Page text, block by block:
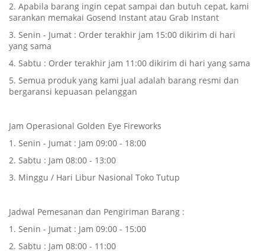
2. Apabila barang ingin cepat sampai dan butuh cepat, kami
sarankan memakai Gosend Instant atau Grab Instant
3. Senin - Jumat : Order terakhir jam 15:00 dikirim di hari
yang sama
4. Sabtu : Order terakhir jam 11:00 dikirim di hari yang sama
5. Semua produk yang kami jual adalah barang resmi dan
bergaransi kepuasan pelanggan
Jam Operasional Golden Eye Fireworks
1. Senin - Jumat : Jam 09:00 - 18:00
2. Sabtu : Jam 08:00 - 13:00
3. Minggu / Hari Libur Nasional Toko Tutup
Jadwal Pemesanan dan Pengiriman Barang :
1. Senin - Jumat : Jam 09:00 - 15:00
2. Sabtu : Jam 08:00 - 11:00